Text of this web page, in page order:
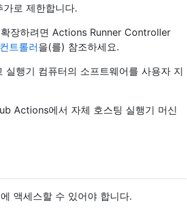
로 제한합니다.
장하려면 Actions Runner Controller
트롤러을(를) 참조하세요.
행기 컴퓨터의 소프트웨어를 사용자 지
Actions에서 자체 호스팅 실행기 머신
액세스할 수 있어야 합니다.